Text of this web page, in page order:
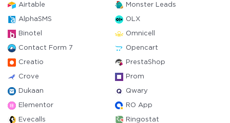
Airtable Monster Leads
AlphaSMS OLX
Binotel Omnicell
Contact Form 7 Opencart
Creatio PrestaShop
Crove Prom
Dukaan Qwary
Elementor RO App
Evecalls Ringostat